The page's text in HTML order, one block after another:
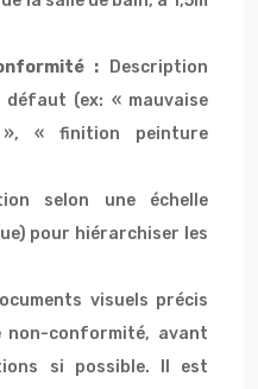
:
Description
(ex: « mauvaise
« finition peinture
selon une échelle
pour hiérarchiser les
visuels précis
conformité, avant
si possible. Il est